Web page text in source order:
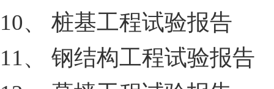
10、 桩基工程试验报告
11、 钢结构工程试验报告